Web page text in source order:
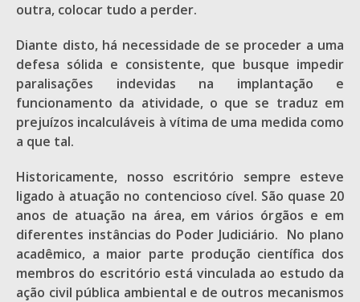
outra, colocar tudo a perder.
Diante disto, há necessidade de se proceder a uma
defesa sólida e consistente, que busque impedir
paralisações indevidas na implantação e
funcionamento da atividade, o que se traduz em
prejuízos incalculáveis à vítima de uma medida como
a que tal.
Historicamente, nosso escritório sempre esteve
ligado à atuação no contencioso cível. São quase 20
anos de atuação na área, em vários órgãos e em
diferentes instâncias do Poder Judiciário. No plano
acadêmico, a maior parte produção científica dos
membros do escritório está vinculada ao estudo da
ação civil pública ambiental e de outros mecanismos